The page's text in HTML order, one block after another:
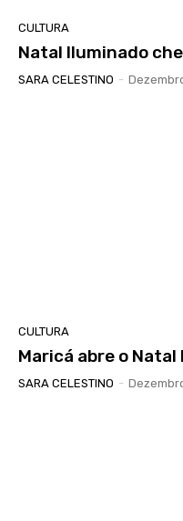
CULTURA
Natal Iluminado
SARA CELESTINO -
CULTURA
Maricá abre o
SARA CELESTINO -